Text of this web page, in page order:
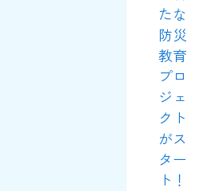
たな
防災
教育
プロ
ジェ
クト
がス
ター
ト！